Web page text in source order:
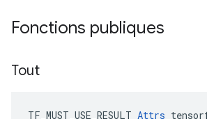
Fonctions publiques
Tout
TF_MUST_USE_RESULT Attrs